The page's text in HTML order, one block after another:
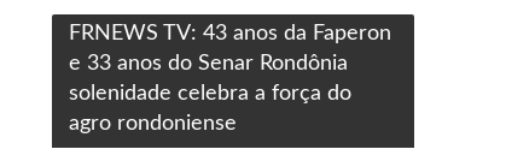
FRNEWS TV: 43 anos da Faperon
e 33 anos do Senar Rondônia
solenidade celebra a força do
agro rondoniense